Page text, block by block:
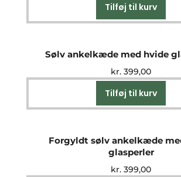
Tilføj til kurv
Sølv ankelkæde med hvide
kr. 399,00
Tilføj til kurv
Forgyldt sølv ankelkæde
glasperler
kr. 399,00